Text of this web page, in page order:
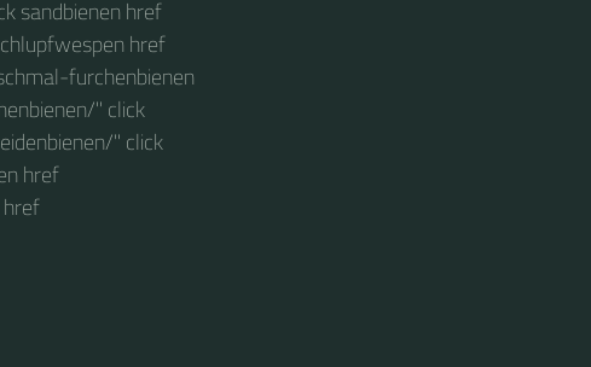
sandbienen href
href
furchenbienen
" click
" click
href